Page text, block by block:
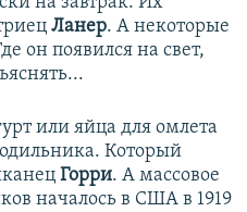
Ланер. А некоторые
он появился на свет,
или яйца для омлета
Который
Горри. А массовое
началось в США в 1919